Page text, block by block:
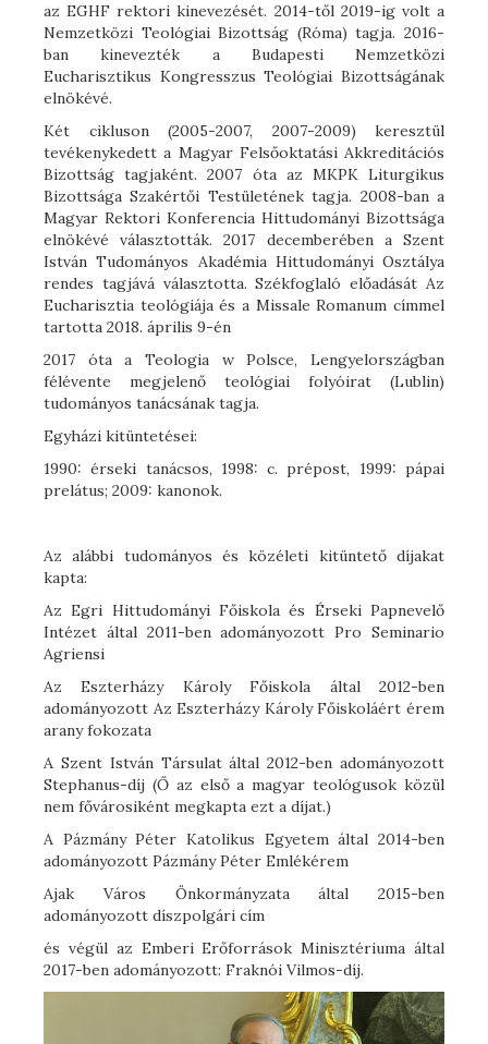
az EGHF rektori kinevezését. 2014-től 2019-ig volt a
Nemzetközi Teológiai Bizottság (Róma) tagja. 2016-
ban kinevezték a Budapesti Nemzetközi
Eucharisztikus Kongresszus Teológiai Bizottságának
elnökévé.
Két cikluson (2005-2007, 2007-2009) keresztül
tevékenykedett a Magyar Felsőoktatási Akkreditációs
Bizottság tagjaként. 2007 óta az MKPK Liturgikus
Bizottsága Szakértői Testületének tagja. 2008-ban a
Magyar Rektori Konferencia Hittudományi Bizottsága
elnökévé választották. 2017 decemberében a Szent
István Tudományos Akadémia Hittudományi Osztálya
rendes tagjává választotta. Székfoglaló előadását Az
Eucharisztia teológiája és a Missale Romanum címmel
tartotta 2018. április 9-én
2017 óta a Teologia w Polsce, Lengyelországban
félévente megjelenő teológiai folyóirat (Lublin)
tudományos tanácsának tagja.
Egyházi kitüntetései:
1990: érseki tanácsos, 1998: c. prépost, 1999: pápai
prelátus; 2009: kanonok.
Az alábbi tudományos és közéleti kitüntető díjakat
kapta:
Az Egri Hittudományi Főiskola és Érseki Papnevelő
Intézet által 2011-ben adományozott Pro Seminario
Agriensi
Az Eszterházy Károly Főiskola által 2012-ben
adományozott Az Eszterházy Károly Főiskoláért érem
arany fokozata
A Szent István Társulat által 2012-ben adományozott
Stephanus-díj (Ő az első a magyar teológusok közül
nem fővárosiként megkapta ezt a díjat.)
A Pázmány Péter Katolikus Egyetem által 2014-ben
adományozott Pázmány Péter Emlékérem
Ajak Város Önkormányzata által 2015-ben
adományozott díszpolgári cím
és végül az Emberi Erőforrások Minisztériuma által
2017-ben adományozott: Fraknói Vilmos-díj.